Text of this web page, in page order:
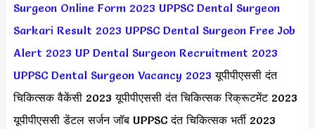
Surgeon Online Form 2023 UPPSC Dental Surgeon
Sarkari Result 2023 UPPSC Dental Surgeon Free Job
Alert 2023 UP Dental Surgeon Recruitment 2023
UPPSC Dental Surgeon Vacancy 2023 यूपीपीएससी दंत
चिकित्सक वैकेंसी 2023 यूपीपीएससी दंत चिकित्सक रिक्रूटमेंट 2023
यूपीपीएससी डेंटल सर्जन जॉब UPPSC दंत चिकित्सक भर्ती 2023